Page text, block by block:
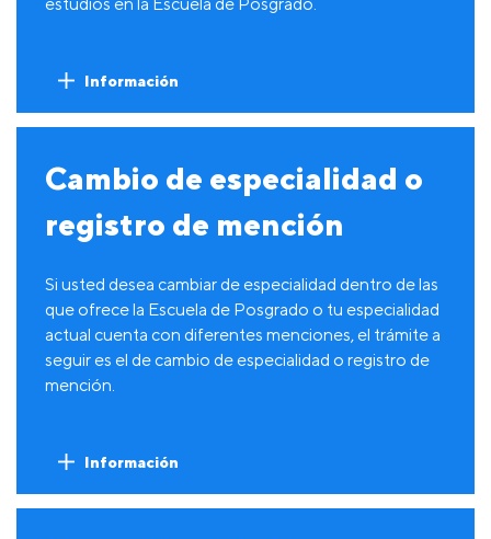
Información
Cambio de especialidad o
registro de mención
Si usted desea cambiar de especialidad dentro de las
que ofrece la Escuela de Posgrado o tu especialidad
actual cuenta con diferentes menciones, el trámite a
seguir es el de cambio de especialidad o registro de
mención.
Información